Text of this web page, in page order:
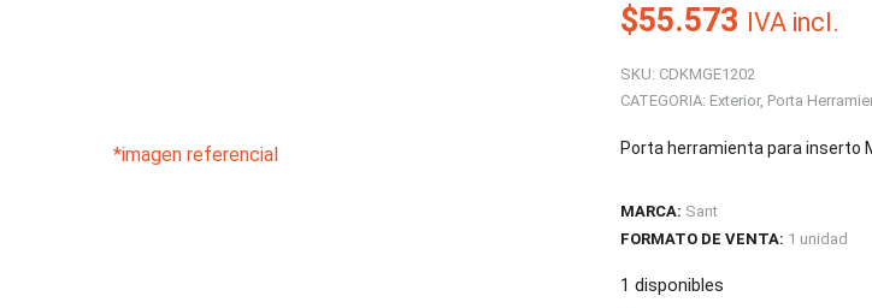
*imagen referencial
$55.573 IVA incl.
SKU: CDKMGE1202
CATEGORIA: Exterior, Porta
Porta herramienta para inserto
MARCA: Sant
FORMATO DE VENTA: 1 unidad
1 disponibles